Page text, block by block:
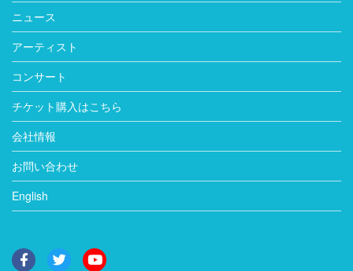
ニュース
アーティスト
コンサート
チケット購入はこちら
会社情報
お問い合わせ
English